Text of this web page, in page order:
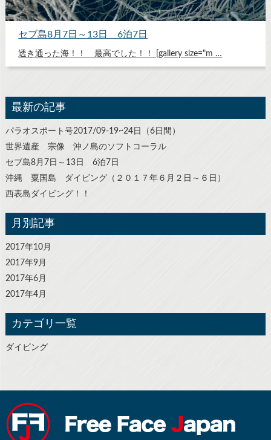
セブ島8月7日～13日 6泊7日
透き通った海！！ 最高でした！！ [gallery size="m …
最新の記事
パラオスポート号2017/09-19~24日（6日間）
世界遺産 宗像 沖ノ島のソフトコーラル
セブ島8月7日～13日 6泊7日
沖縄 粟国島 ダイビング（２０１７年６月２日～６日）
西表島ダイビング！！
月別記事
2017年10月
2017年9月
2017年6月
2017年4月
カテゴリ一覧
ダイビング